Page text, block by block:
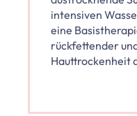
intensiven
eine
rückfettender
Hauttrockenheit